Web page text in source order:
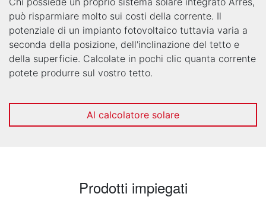
può risparmiare molto sui costi della corrente. Il
potenziale di un impianto fotovoltaico tuttavia varia a
seconda della posizione, dell'inclinazione del tetto e
della superficie. Calcolate in pochi clic quanta corrente
potete produrre sul vostro tetto.
Al calcolatore solare
Prodotti impiegati